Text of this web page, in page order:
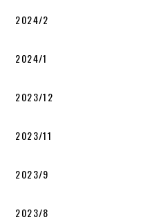
2024/2
2024/1
2023/12
2023/11
2023/9
2023/8